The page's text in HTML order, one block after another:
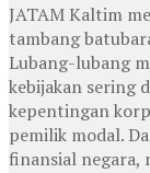
JATAM Kaltim
tambang
Lubang-lubang
kebijakan sering
kepentingan
pemilik modal.
finansial negara,